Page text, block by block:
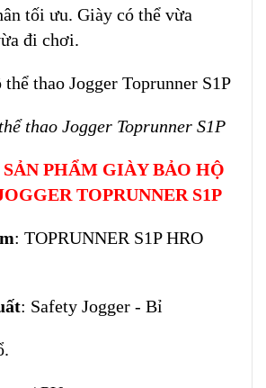
tối ưu. Giày có thể vừa
đi chơi.
thao Jogger Toprunner S1P
PHẨM GIÀY BẢO HỘ
TOPRUNNER S1P
: TOPRUNNER S1P HRO
: Safety Jogger - Bỉ